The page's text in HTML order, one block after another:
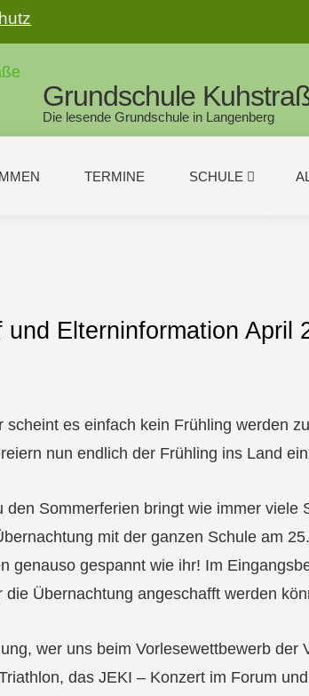
Grundschule
Die lesende Grundschule in Langenberg
TERMINE SCHULE
und Elterninformation April
scheint es einfach kein Frühling werden
nun endlich der Frühling ins Land
den Sommerferien bringt wie immer viele
mit der ganzen Schule am
genauso gespannt wie ihr! Im
die Übernachtung angeschafft werden
wer uns beim Vorlesewettbewerb der
das JEKI – Konzert im Forum